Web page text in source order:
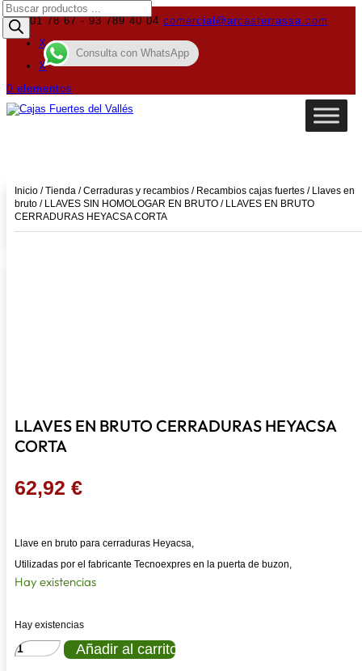
619 01 78 67 - 93 789 40 04 comercial@arcasterrassa.com
X
X
0 elementos
Búsqueda
de
productos
Inicio /Tienda /Cerraduras y recambios / Recambios cajas fuertes / Llaves en
bruto / LLAVES SIN HOMOLOGAR EN BRUTO / LLAVES EN BRUTO
CERRADURAS HEYACSA CORTA
LLAVES EN BRUTO CERRADURAS HEYACSA
CORTA
62,92 €
Llave en bruto para cerraduras Heyacsa,
Utilizadas por el fabricante Tecnoexpres en la puerta de buzon,
Hay existencias
Hay existencias
LLAVES
EN
Añadir al carrito
Consulta con WhatsApp